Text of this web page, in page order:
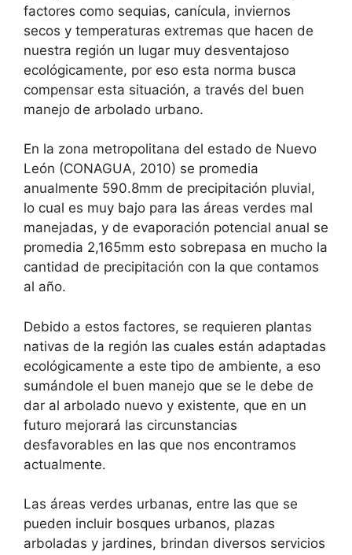
factores como sequias, canícula, inviernos
secos y temperaturas extremas que hacen de
nuestra región un lugar muy desventajoso
ecológicamente, por eso esta norma busca
compensar esta situación, a través del buen
manejo de arbolado urbano.
En la zona metropolitana del estado de Nuevo
León (CONAGUA, 2010) se promedia
anualmente 590.8mm de precipitación pluvial,
lo cual es muy bajo para las áreas verdes mal
manejadas, y de evaporación potencial anual se
promedia 2,165mm esto sobrepasa en mucho la
cantidad de precipitación con la que contamos
al año.
Debido a estos factores, se requieren plantas
nativas de la región las cuales están adaptadas
ecológicamente a este tipo de ambiente, a eso
sumándole el buen manejo que se le debe de
dar al arbolado nuevo y existente, que en un
futuro mejorará las circunstancias
desfavorables en las que nos encontramos
actualmente.
Las áreas verdes urbanas, entre las que se
pueden incluir bosques urbanos, plazas
arboladas y jardines, brindan diversos servicios